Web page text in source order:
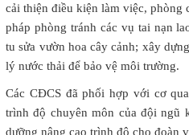
cải thiện điều kiện làm việc, phòng
pháp phòng tránh các vụ tai nạn
tu sửa vườn hoa cây cảnh; xây
lý nước thải để bảo vệ môi trường.
Các CĐCS đã phối hợp với cơ
trình độ chuyên môn của đội ngũ
dưỡng nâng cao trình độ cho đoàn